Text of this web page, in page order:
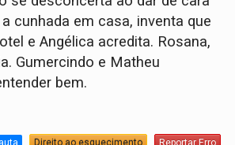
cunhada em casa, inventa que
e Angélica acredita. Rosana,
Gumercindo e Matheu
bem.